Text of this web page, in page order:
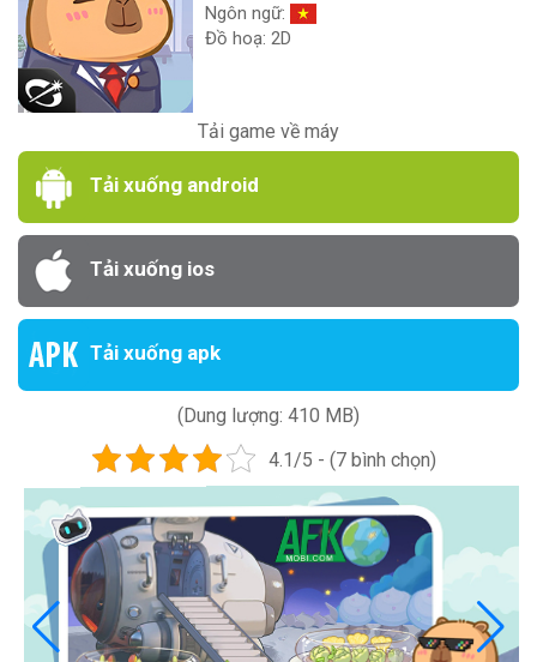
Ngôn ngữ:
Đồ hoạ: 2D
Tải game về máy
Tải xuống android
Tải xuống ios
Tải xuống apk
(Dung lượng: 410 MB)
4.1/5 - (7 bình chọn)